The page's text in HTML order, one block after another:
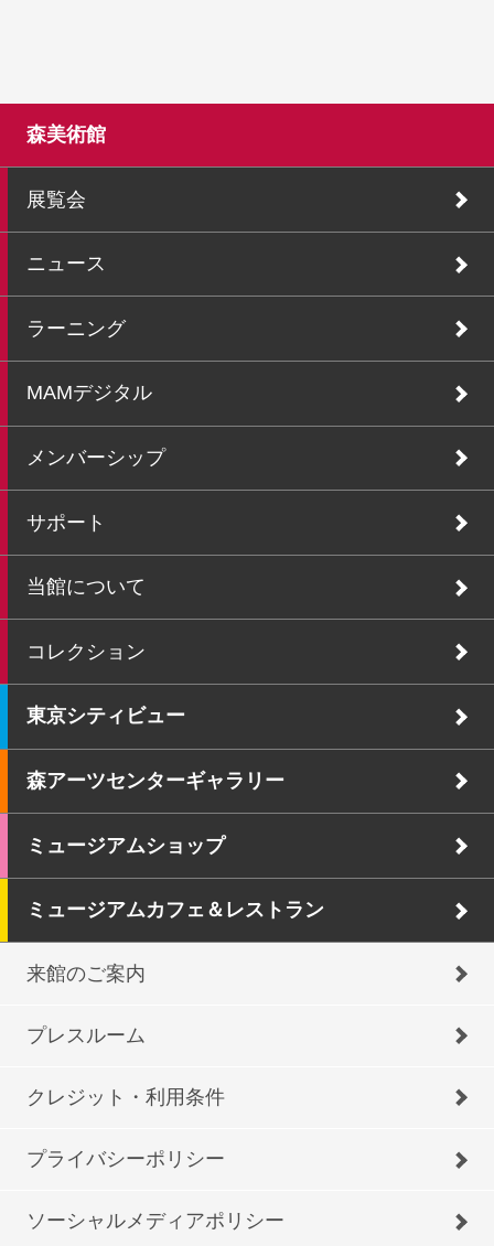
森美術館
展覧会
ニュース
ラーニング
MAMデジタル
メンバーシップ
サポート
当館について
コレクション
東京シティビュー
森アーツセンターギャラリー
ミュージアムショップ
ミュージアムカフェ＆レストラン
来館のご案内
プレスルーム
クレジット・利用条件
プライバシーポリシー
ソーシャルメディアポリシー